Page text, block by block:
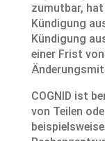
zumutbar, hat
Kündigung
Kündigung
einer Frist
COGNID ist
von Teilen